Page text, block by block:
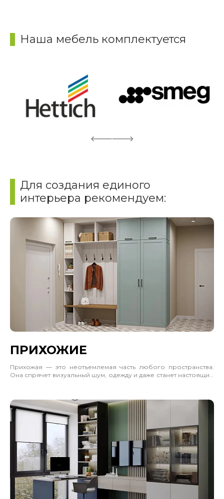
Наша мебель комплектуется
Для создания единого
интерьера рекомендуем:
ПРИХОЖИЕ
Прихожая — это неотъемлемая часть любого пространства.
Она спрячет визуальный шум, одежду и даже станет настоящим
Учитывайте габариты, материал и цветовое решение. Часто
отличным решением будет позвать замерщика и дизайнера.
Прихожая — это стильный выбор для интерьера. Отлично
впишется в прихожую, гостиную и спальню. Не загромождает
пространство, а делает его лаконичным и законченным.
Делений более чем достаточно. Вы сможете комфортно
расположить любые вещи. Удобные полки справа будут
хранить значимые мелочи.
Приобрести готовый шкаф или сделать на заказ — дело за
вами. Для этого достаточно пригласить замерщика. Есть
возможность выбора среди цветов и следующих материалов:
эмаль, шпон, alvic или ЛДСП.